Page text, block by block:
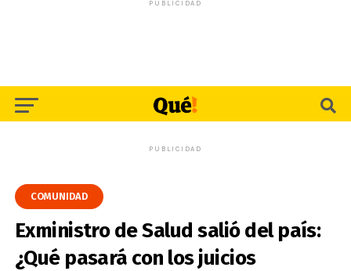
PUBLICIDAD
PUBLICIDAD
COMUNIDAD
Exministro de Salud salió del país:
¿Qué pasará con los juicios